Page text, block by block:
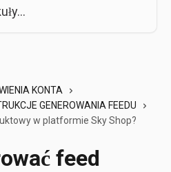
KONTA
GENEROWANIA FEEDU
w platformie Sky Shop?
feed